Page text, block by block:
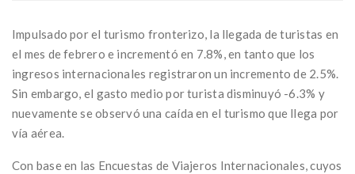
Impulsado por el turismo fronterizo, la llegada de turistas en
el mes de febrero e incrementó en 7.8%, en tanto que los
ingresos internacionales registraron un incremento de 2.5%.
Sin embargo, el gasto medio por turista disminuyó -6.3% y
nuevamente se observó una caída en el turismo que llega por
vía aérea.
Con base en las Encuestas de Viajeros Internacionales, cuyos